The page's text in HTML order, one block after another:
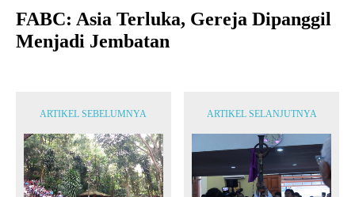
FABC: Asia Terluka, Gereja Dipanggil
Menjadi Jembatan
ARTIKEL SEBELUMNYA ARTIKEL SELANJUTNYA